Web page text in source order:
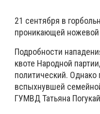
21 сентября в
проникающей ножевой
Подробности
квоте Народной
политический. Однако
вспыхнувшей
ГУМВД Татьяна